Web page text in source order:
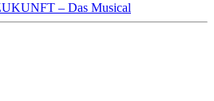
– Das Musical